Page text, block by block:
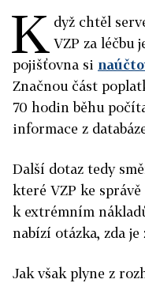
K dyž chtěl
VZP za léčbu
pojišťovna si
Značnou část
70 hodin běhu
informace z
Další dotaz tedy
které VZP ke
k extrémním
nabízí otázka, zda
Jak však plyne z